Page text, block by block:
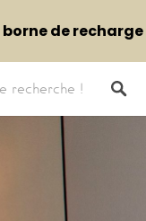
borne de recharge